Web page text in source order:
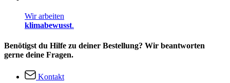
Wir arbeiten
klimabewusst.
Benötigst du Hilfe zu deiner Bestellung? Wir beantworten
gerne deine Fragen.
Kontakt